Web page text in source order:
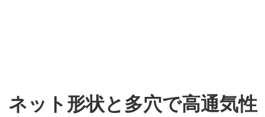
ネット形状と多穴で高通気性